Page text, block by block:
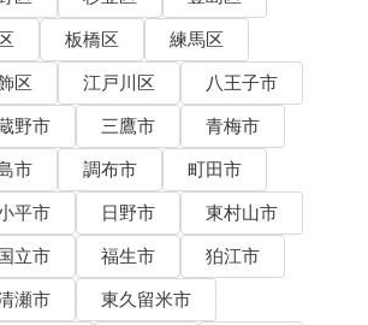
板橋区
練馬区
区 江戸川区
八王子市
野市 三鷹市
青梅市
市 調布市
町田市
平市 日野市
東村山市
立市 福生市
狛江市
瀬市
東久留米市